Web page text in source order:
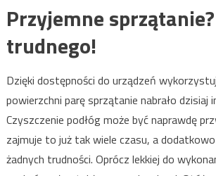
Przyjemne
trudnego!
Dzięki dostępności do urządzeń
powierzchni parę sprzątanie nabrało dzisiaj
Czyszczenie podłóg może być naprawdę
zajmuje to już tak wiele czasu, a
żadnych trudności. Oprócz lekkiej do